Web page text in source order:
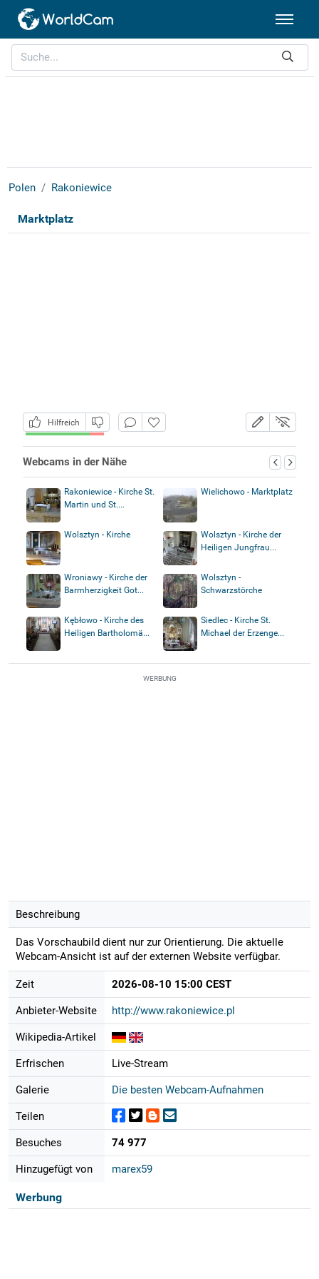
Polen Rakoniewice
Marktplatz
Hilfreich
Webcams in der Nähe
Rakoniewice - Kirche St.
Martin und St....
Wielichowo - Marktplatz
Wolsztyn - Kirche
Wolsztyn - Kirche der
Heiligen Jungfrau...
Wroniawy - Kirche der
Barmherzigkeit Got...
Wolsztyn -
Schwarzstörche
Kębłowo - Kirche des
Heiligen Bartholomä...
Siedlec - Kirche St.
Michael der Erzenge...
WERBUNG
Beschreibung
Das Vorschaubild dient nur zur Orientierung. Die aktuelle
Webcam-Ansicht ist auf der externen Website verfügbar.
Zeit 2026-08-10 15:00 CEST
Anbieter-Website http://www.rakoniewice.pl
Wikipedia-Artikel
Erfrischen Live-Stream
Galerie Die besten Webcam-Aufnahmen
Teilen
Besuches 74 977
Hinzugefügt von marex59
Werbung